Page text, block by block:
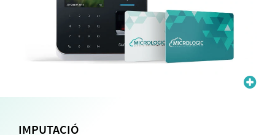
IMPUTACIÓ